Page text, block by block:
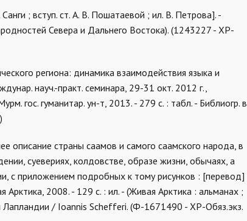
; вступ. ст. А. В. Пошатаевой ; ил. В. Петрова]. -
Севера и Дальнего Востока). (1243227 - ХР-
региона: динамика взаимодействия языка и
науч.-практ. семинара, 29-31 окт. 2012 г.,
гос. гуманитар. ун-т, 2013. - 279 с. : табл. - Библиогр. в
страны саамов и самого саамского народа, в
суевериях, колдовстве, образе жизни, обычаях, а
с приложением подробных к тому рисунков : [перевод]
2008. - 129 с. : ил. - (Живая Арктика : альманах ;
/ Ioannis Schefferi. (Ф-1671490 - ХР-Обяз.экз.